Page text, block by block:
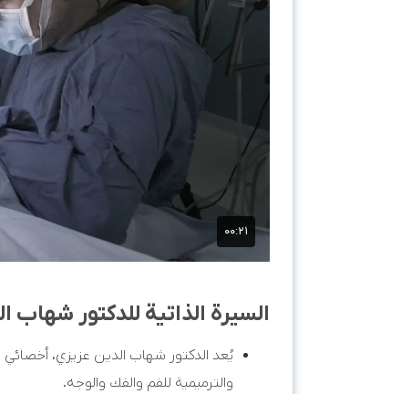
السيرة الذاتية للدكتور شهاب
يُعد الدكتور شهاب الدين عزيزي، أخصائي
والترميمية للفم والفك والوجه.